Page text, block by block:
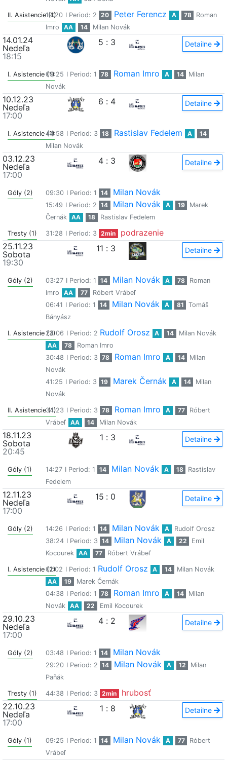
II. Asistencie (1)
19:20 I Period: 2 20 Peter Ferencz A 78
Roman
Imro
AA 14 Milan Novák
14.01.24
Nedeľa
18:15
5 : 3 Detailne
I. Asistencie (1)09:25 I Period: 1 78 Roman Imro A 14
Milan
Novák
10.12.23
Nedeľa
17:00
6 : 4 Detailne
I. Asistencie (1)44:58 I Period: 3 18 Rastislav Fedelem A
14
Milan Novák
03.12.23
Nedeľa
17:00
4 : 3 Detailne
Góly (2) 09:30 I Period: 1 14 Milan Novák
15:49 I Period: 2 14 Milan Novák A 19
Marek
Černák
AA 18 Rastislav Fedelem
Tresty (1) 31:28 I Period: 3 2min
podrazenie
25.11.23
Sobota
19:30
11 : 3 Detailne
Góly (2) 03:27 I Period: 1 14 Milan Novák A 78
Roman
Imro
AA 77
Róbert Vrábeľ
06:41 I Period: 1 14 Milan Novák A 81
Tomáš
Bányász
I. Asistencie (3)24:06 I Period: 2 Rudolf Orosz A 14
Milan Novák
AA
78
Roman Imro
30:48 I Period: 3 78 Roman Imro A 14
Milan
Novák
41:25 I Period: 3 19 Marek Černák A 14
Milan
Novák
II. Asistencie (1)
34:23 I Period: 3 78 Roman Imro A 77
Róbert
Vrábeľ
AA 14 Milan Novák
18.11.23
Sobota
20:45
1 : 3 Detailne
Góly (1) 14:27 I Period: 1 14 Milan Novák A 18
Rastislav
Fedelem
12.11.23
Nedeľa
17:00
15 : 0 Detailne
Góly (2) 14:26 I Period: 1 14 Milan Novák A
Rudolf Orosz
38:24 I Period: 3 14 Milan Novák A 22
Emil
Kocourek
AA 77 Róbert Vrábeľ
I. Asistencie (2)
01:02 I Period: 1 Rudolf Orosz A 14
Milan Novák
AA
19
Marek Černák
04:38 I Period: 1 78 Roman Imro A 14
Milan
Novák
AA 22 Emil Kocourek
29.10.23
Nedeľa
17:00
4 : 2 Detailne
Góly (2) 03:48 I Period: 1 14 Milan Novák
29:20 I Period: 2 14 Milan Novák A 12
Milan
Paňák
Tresty (1) 44:38 I Period: 3 2min
hrubosť
22.10.23
Nedeľa
17:00
1 : 8 Detailne
Góly (1) 09:25 I Period: 1 14 Milan Novák A 77
Róbert
Vrábeľ